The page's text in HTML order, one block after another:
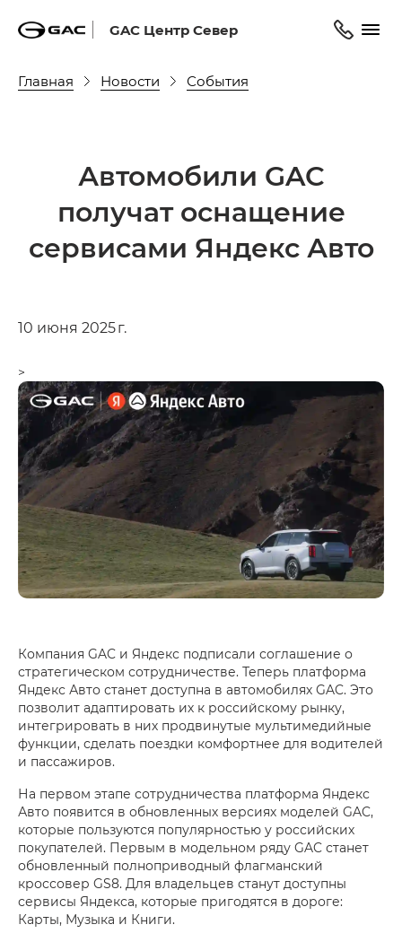
GAC Центр Север
Главная Новости События
Автомобили GAC
получат оснащение
сервисами Яндекс Авто
10 июня 2025 г.
>
Компания GAC и Яндекс подписали соглашение о
стратегическом сотрудничестве. Теперь платформа
Яндекс Авто станет доступна в автомобилях GAC. Это
позволит адаптировать их к российскому рынку,
интегрировать в них продвинутые мультимедийные
функции, сделать поездки комфортнее для водителей
и пассажиров.
На первом этапе сотрудничества платформа Яндекс
Авто появится в обновленных версиях моделей GAC,
которые пользуются популярностью у российских
покупателей. Первым в модельном ряду GAC станет
обновленный полноприводный флагманский
кроссовер GS8. Для владельцев станут доступны
сервисы Яндекса, которые пригодятся в дороге:
Карты, Музыка и Книги.